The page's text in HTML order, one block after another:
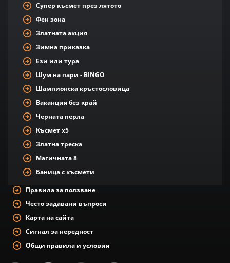
Супер късмет през лятото
Фен зона
Златната акция
Зимна приказка
Ези или тура
Шум на пари - BINGO
Шампионска кръстословица
Ваканция без край
Черната перла
Късмет х5
Златна треска
Магичната 8
Баница с късмети
Правила за ползване
Често задавани въпроси
Карта на сайта
Сигнал за нередност
Общи правила и условия